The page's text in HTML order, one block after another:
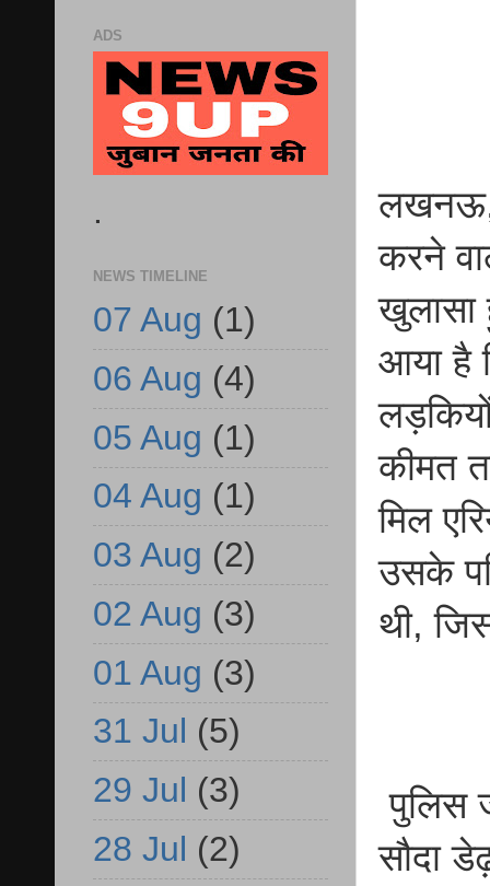
लखनऊ,
करने
खुलासा
आया है
कीमत
मिल
उसके
थी,
पुलिस
सौदा
ADS
.
NEWS TIMELINE
07 Aug (1)
06 Aug (4)
05 Aug (1)
04 Aug (1)
03 Aug (2)
02 Aug (3)
01 Aug (3)
31 Jul (5)
29 Jul (3)
28 Jul (2)